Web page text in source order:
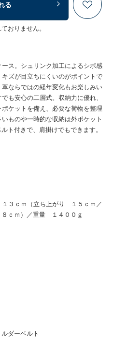
る
おりません。
ス。シュリンク加工によるシボ感
ズが目立ちにくいのがポイントで
ならではの経年変化もお楽しみい
も安心の二層式。収納力に優れ、
ケットを備え、必要な荷物を整理
ものや一時的な収納は外ポケット
ト付きで、肩掛けでもできます。
ｃｍ（立ち上がり １５ｃｍ／
ｃｍ）／重量 １４００ｇ
ダーベルト